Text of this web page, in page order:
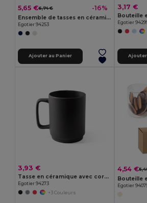
5,65 €6,74 € -16%
Ensemble de tasses en céramique 280mL
Egotier 94253
Ajouter au Panier
3,17 €
Egotier
Ajouter
3,93 €
Tasse en céramique avec corps cylindrique 330 mL
Egotier 94273
+3 Couleurs
4,54 €
Egotier